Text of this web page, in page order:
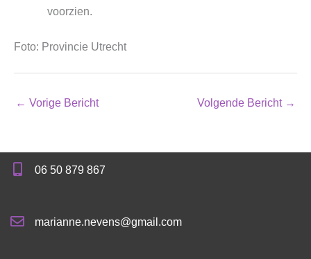
voorzien.
Foto: Provincie Utrecht
← Vorige Bericht Volgende Bericht →
06 50 879 867
marianne.nevens@gmail.com